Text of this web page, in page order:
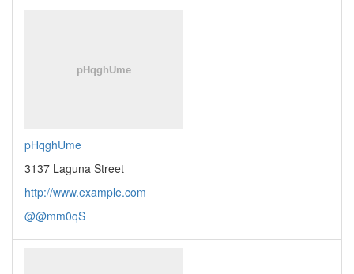
pHqghUme
3137 Laguna Street
http://www.example.com
@@mm0qS